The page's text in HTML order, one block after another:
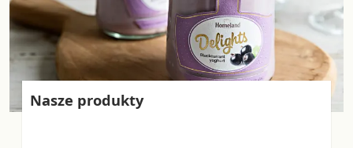
Nasze produkty